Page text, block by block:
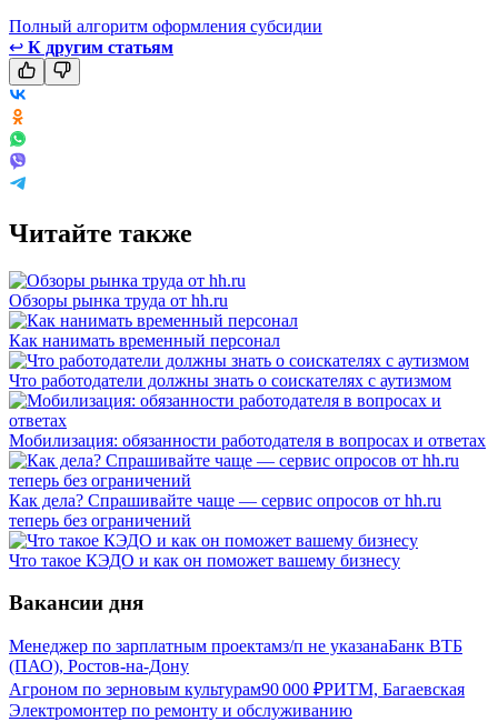
Полный алгоритм оформления субсидии
↩ К другим статьям
Читайте также
Обзоры рынка труда от hh.ru
Как нанимать временный персонал
Что работодатели должны знать о соискателях с аутизмом
Мобилизация: обязанности работодателя в вопросах и ответах
Как дела? Спрашивайте чаще — сервис опросов от hh.ru
теперь без ограничений
Что такое КЭДО и как он поможет вашему бизнесу
Вакансии дня
Менеджер по зарплатным проектамз/п не указанаБанк ВТБ
(ПАО), Ростов-на-Дону
Агроном по зерновым культурам90 000 ₽РИТМ, Багаевская
Электромонтер по ремонту и обслуживанию